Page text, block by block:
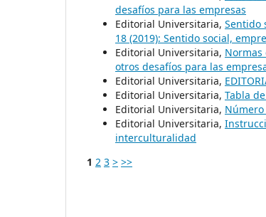
desafíos para las empresas
Editorial Universitaria, Sentido
18 (2019): Sentido social,
Editorial Universitaria, Normas
otros desafíos para las
Editorial Universitaria,
Editorial Universitaria, Tabla
Editorial Universitaria, Número
Editorial Universitaria,
interculturalidad
1 2 3 > >>